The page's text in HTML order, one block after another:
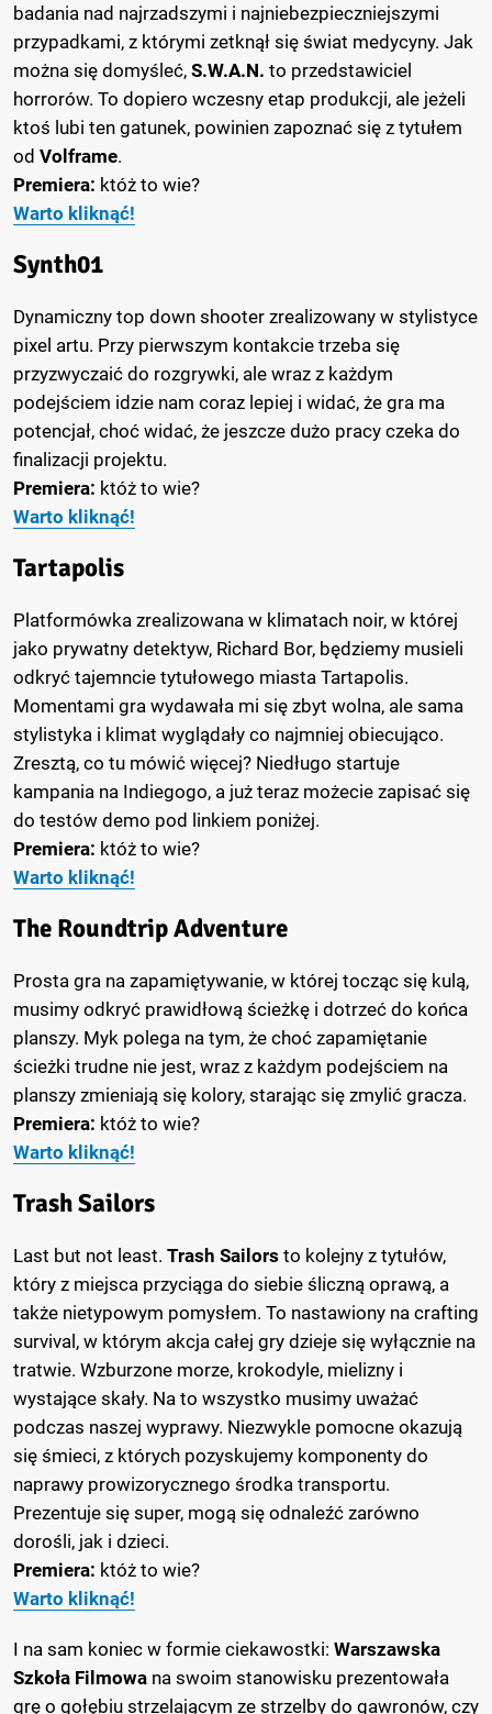
badania nad najrzadszymi i najniebezpieczniejszymi
przypadkami, z którymi zetknął się świat medycyny. Jak
można się domyśleć, S.W.A.N. to przedstawiciel
horrorów. To dopiero wczesny etap produkcji, ale jeżeli
ktoś lubi ten gatunek, powinien zapoznać się z tytułem
od Volframe.
Premiera: któż to wie?
Warto kliknąć!
Synth01
Dynamiczny top down shooter zrealizowany w stylistyce
pixel artu. Przy pierwszym kontakcie trzeba się
przyzwyczaić do rozgrywki, ale wraz z każdym
podejściem idzie nam coraz lepiej i widać, że gra ma
potencjał, choć widać, że jeszcze dużo pracy czeka do
finalizacji projektu.
Premiera: któż to wie?
Warto kliknąć!
Tartapolis
Platformówka zrealizowana w klimatach noir, w której
jako prywatny detektyw, Richard Bor, będziemy musieli
odkryć tajemncie tytułowego miasta Tartapolis.
Momentami gra wydawała mi się zbyt wolna, ale sama
stylistyka i klimat wyglądały co najmniej obiecująco.
Zresztą, co tu mówić więcej? Niedługo startuje
kampania na Indiegogo, a już teraz możecie zapisać się
do testów demo pod linkiem poniżej.
Premiera: któż to wie?
Warto kliknąć!
The Roundtrip Adventure
Prosta gra na zapamiętywanie, w której tocząc się kulą,
musimy odkryć prawidłową ścieżkę i dotrzeć do końca
planszy. Myk polega na tym, że choć zapamiętanie
ścieżki trudne nie jest, wraz z każdym podejściem na
planszy zmieniają się kolory, starając się zmylić gracza.
Premiera: któż to wie?
Warto kliknąć!
Trash Sailors
Last but not least. Trash Sailors to kolejny z tytułów,
który z miejsca przyciąga do siebie śliczną oprawą, a
także nietypowym pomysłem. To nastawiony na crafting
survival, w którym akcja całej gry dzieje się wyłącznie na
tratwie. Wzburzone morze, krokodyle, mielizny i
wystające skały. Na to wszystko musimy uważać
podczas naszej wyprawy. Niezwykle pomocne okazują
się śmieci, z których pozyskujemy komponenty do
naprawy prowizorycznego środka transportu.
Prezentuje się super, mogą się odnaleźć zarówno
dorośli, jak i dzieci.
Premiera: któż to wie?
Warto kliknąć!
I na sam koniec w formie ciekawostki: Warszawska
Szkoła Filmowa na swoim stanowisku prezentowała
grę o gołębiu strzelającym ze strzelby do gawronów, czy